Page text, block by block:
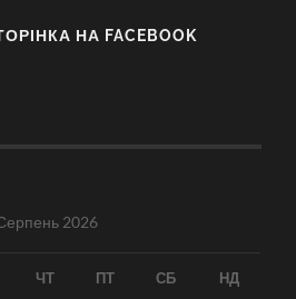
НА FACEBOOK
2026
ЧТ ПТ СБ НД